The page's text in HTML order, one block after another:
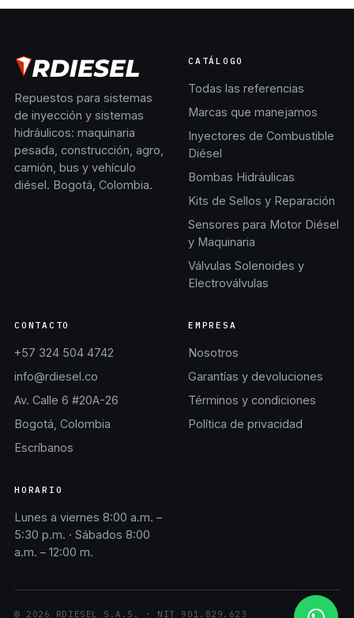
Repuestos para sistemas
de inyección y sistemas
hidráulicos: maquinaria
pesada, construcción, agro,
camión, bus y vehículo
diésel. Bogotá, Colombia.
CATÁLOGO
Todas las referencias
Marcas que manejamos
Inyectores de Combustible
Diésel
Bombas Hidráulicas
Kits de Sellos y Reparación
Sensores para Motor Diésel
y Maquinaria
Válvulas Solenoides y
Electroválvulas
CONTACTO
+57 324 504 4742
info@rdiesel.co
Av. Calle 6 #20A-26
Bogotá, Colombia
Escríbanos
EMPRESA
Nosotros
Garantías y devoluciones
Términos y condiciones
Política de privacidad
HORARIO
Lunes a viernes 8:00 a.m. –
5:30 p.m. · Sábados 8:00
a.m. – 12:00 m.
© 2026 RDIESEL S.A.S. · NIT 901.829.623